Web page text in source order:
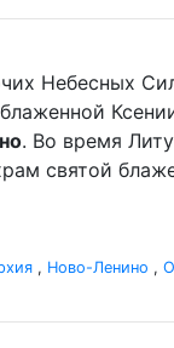
Небесных
. Во время
святой
, Ново-Ленино ,